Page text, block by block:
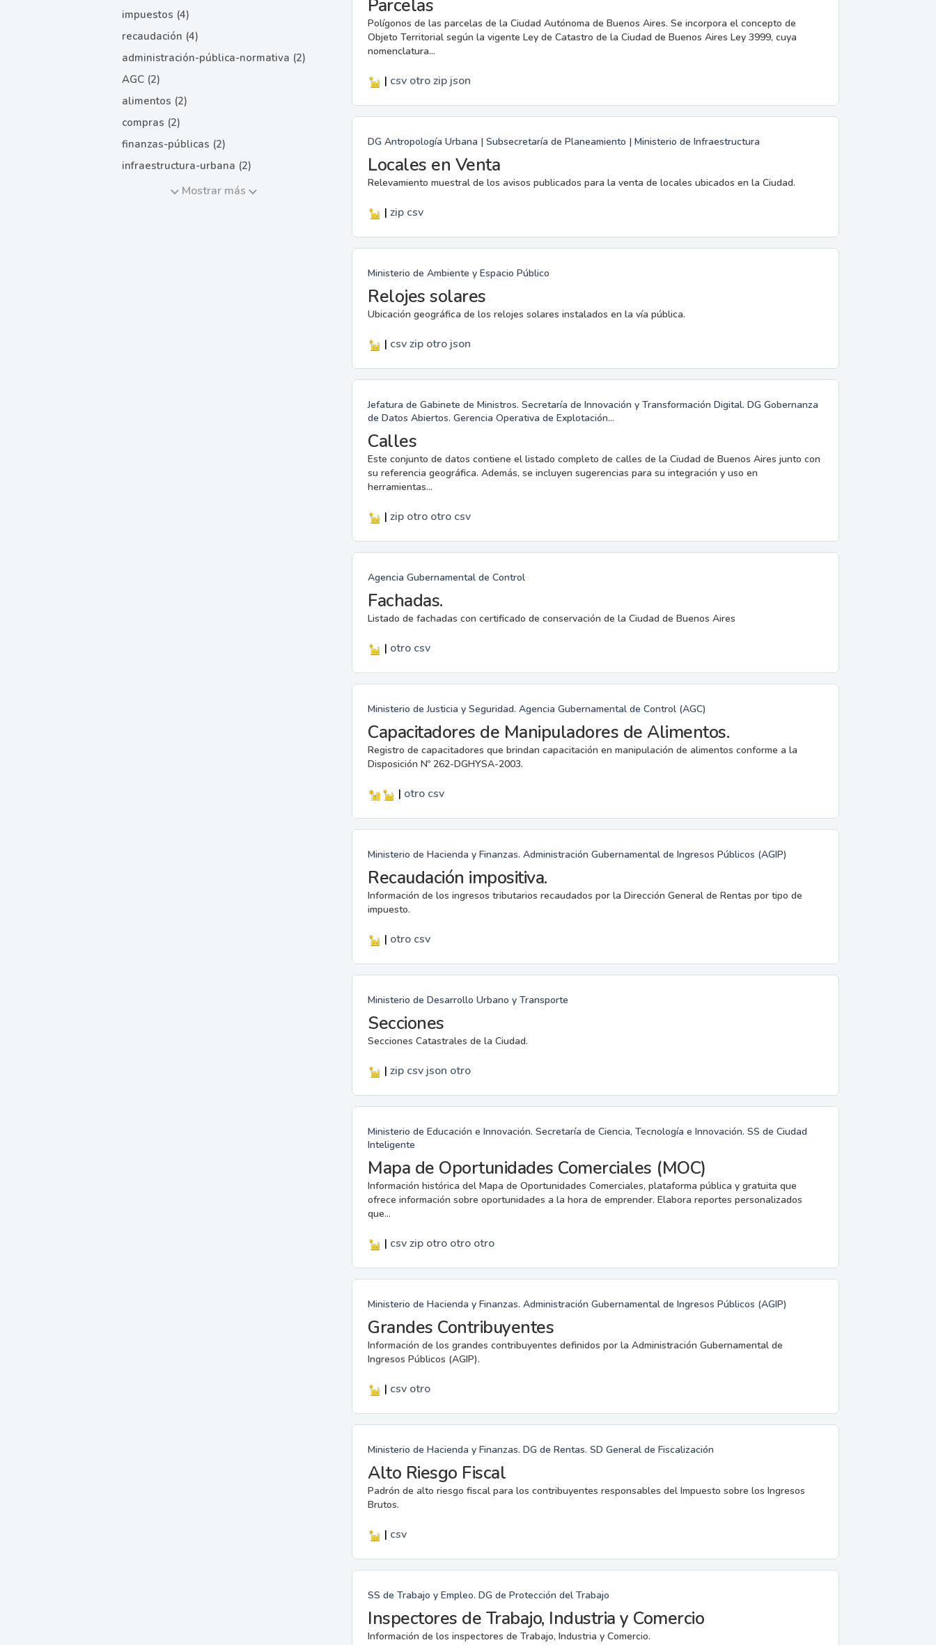
impuestos (4)
recaudación (4)
administración-pública-normativa (2)
AGC (2)
alimentos (2)
compras (2)
finanzas-públicas (2)
infraestructura-urbana (2)
Mostrar más
Parcelas
Polígonos de las parcelas de la Ciudad Autónoma de Buenos Aires. Se incorpora el concepto de
Objeto Territorial según la vigente Ley de Catastro de la Ciudad de Buenos Aires Ley 3999, cuya
nomenclatura...
| csv otrozipjson
DG Antropología Urbana | Subsecretaría de Planeamiento | Ministerio de Infraestructura
Locales en Venta
Relevamiento muestral de los avisos publicados para la venta de locales ubicados en la Ciudad.
| zip csv
Ministerio de Ambiente y Espacio Público
Relojes solares
Ubicación geográfica de los relojes solares instalados en la vía pública.
| csvzip otrojson
Jefatura de Gabinete de Ministros. Secretaría de Innovación y Transformación Digital. DG Gobernanza
de Datos Abiertos. Gerencia Operativa de Explotación...
Calles
Este conjunto de datos contiene el listado completo de calles de la Ciudad de Buenos Aires junto con
su referencia geográfica. Además, se incluyen sugerencias para su integración y uso en
herramientas...
| zip otro otro csv
Agencia Gubernamental de Control
Fachadas.
Listado de fachadas con certificado de conservación de la Ciudad de Buenos Aires
| otro csv
Ministerio de Justicia y Seguridad. Agencia Gubernamental de Control (AGC)
Capacitadores de Manipuladores de Alimentos.
Registro de capacitadores que brindan capacitación en manipulación de alimentos conforme a la
Disposición Nº 262-DGHYSA-2003.
| otro csv
Ministerio de Hacienda y Finanzas. Administración Gubernamental de Ingresos Públicos (AGIP)
Recaudación impositiva.
Información de los ingresos tributarios recaudados por la Dirección General de Rentas por tipo de
impuesto.
| otro csv
Ministerio de Desarrollo Urbano y Transporte
Secciones
Secciones Catastrales de la Ciudad.
| zip csvjson otro
Ministerio de Educación e Innovación. Secretaría de Ciencia, Tecnología e Innovación. SS de Ciudad
Inteligente
Mapa de Oportunidades Comerciales (MOC)
Información histórica del Mapa de Oportunidades Comerciales, plataforma pública y gratuita que
ofrece información sobre oportunidades a la hora de emprender. Elabora reportes personalizados
que...
| csvzip otro otro otro
Ministerio de Hacienda y Finanzas. Administración Gubernamental de Ingresos Públicos (AGIP)
Grandes Contribuyentes
Información de los grandes contribuyentes definidos por la Administración Gubernamental de
Ingresos Públicos (AGIP).
| csv otro
Ministerio de Hacienda y Finanzas. DG de Rentas. SD General de Fiscalización
Alto Riesgo Fiscal
Padrón de alto riesgo fiscal para los contribuyentes responsables del Impuesto sobre los Ingresos
Brutos.
| csv
SS de Trabajo y Empleo. DG de Protección del Trabajo
Inspectores de Trabajo, Industria y Comercio
Información de los inspectores de Trabajo, Industria y Comercio.